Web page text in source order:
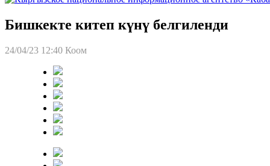
Бишкекте китеп күнү белгиленди
24/04/23 12:40 Коом